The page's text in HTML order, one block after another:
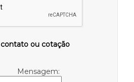
ou cotação
Mensagem: